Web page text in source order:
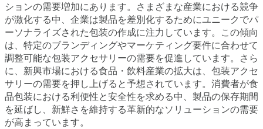
ションの需要増加にあります。さまざまな産業における競争
が激化する中、企業は製品を差別化するためにユニークでパ
ーソナライズされた包装の作成に注力しています。この傾向
は、特定のブランディングやマーケティング要件に合わせて
調整可能な包装アクセサリーの需要を促進しています。さら
に、新興市場における食品・飲料産業の拡大は、包装アクセ
サリーの需要を押し上げると予想されています。消費者が食
品包装における利便性と安全性を求める中、製品の保存期間
を延ばし、新鮮さを維持する革新的なソリューションの需要
が高まっています。